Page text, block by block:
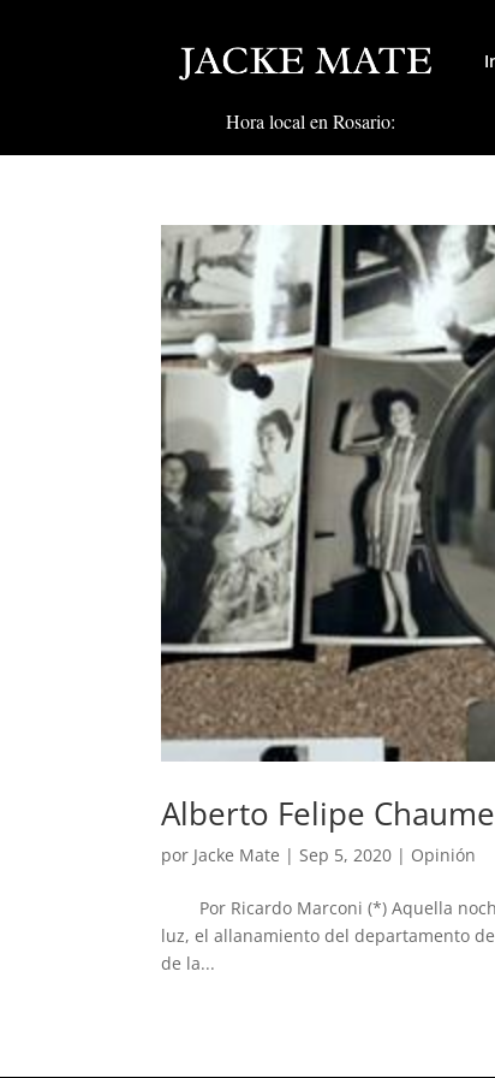
Hora local en Rosario:
Alberto Felipe
por Jacke Mate | Sep 5, 2020 | Opinión
Por Ricardo Marconi (*) Aquella
luz, el allanamiento del departamento
de la...